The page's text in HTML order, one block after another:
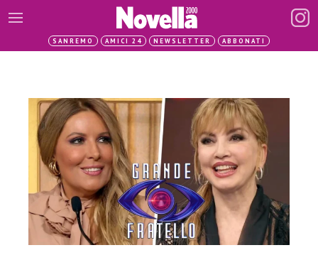
SANREMO AMICI 24 NEWSLETTER ABBONATI